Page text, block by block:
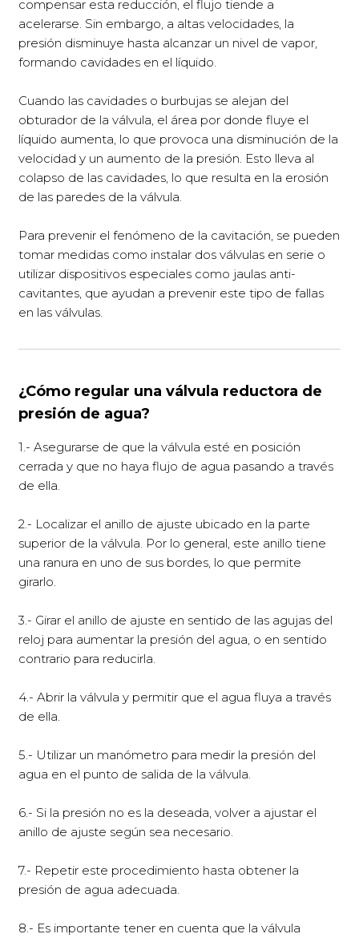
compensar esta reducción, el flujo tiende a
acelerarse. Sin embargo, a altas velocidades, la
presión disminuye hasta alcanzar un nivel de vapor,
formando cavidades en el líquido.
Cuando las cavidades o burbujas se alejan del
obturador de la válvula, el área por donde fluye el
líquido aumenta, lo que provoca una disminución de la
velocidad y un aumento de la presión. Esto lleva al
colapso de las cavidades, lo que resulta en la erosión
de las paredes de la válvula.
Para prevenir el fenómeno de la cavitación, se pueden
tomar medidas como instalar dos válvulas en serie o
utilizar dispositivos especiales como jaulas anti-
cavitantes, que ayudan a prevenir este tipo de fallas
en las válvulas.
¿Cómo regular una válvula reductora de
presión de agua?
1.- Asegurarse de que la válvula esté en posición
cerrada y que no haya flujo de agua pasando a través
de ella.
2.- Localizar el anillo de ajuste ubicado en la parte
superior de la válvula. Por lo general, este anillo tiene
una ranura en uno de sus bordes, lo que permite
girarlo.
3.- Girar el anillo de ajuste en sentido de las agujas del
reloj para aumentar la presión del agua, o en sentido
contrario para reducirla.
4.- Abrir la válvula y permitir que el agua fluya a través
de ella.
5.- Utilizar un manómetro para medir la presión del
agua en el punto de salida de la válvula.
6.- Si la presión no es la deseada, volver a ajustar el
anillo de ajuste según sea necesario.
7.- Repetir este procedimiento hasta obtener la
presión de agua adecuada.
8.- Es importante tener en cuenta que la válvula